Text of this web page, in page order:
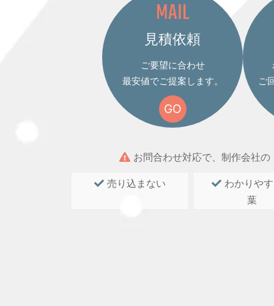
MAIL
見積依頼
ご要望に合わせ
最安値でご提案します。
GO
ご
お問合わせ対応で、制作会社の
売り込まない
わかりや
葉